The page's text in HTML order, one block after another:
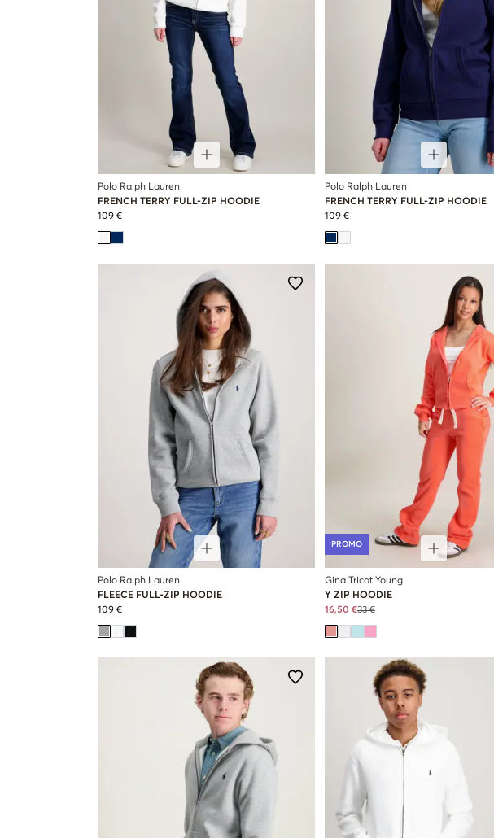
Polo Ralph Lauren
FRENCH TERRY FULL-ZIP HOODIE
109 €
Polo Ralph Lauren
FRENCH TERRY FULL-ZIP HOODIE
109 €
Polo Ralph Lauren
FLEECE FULL-ZIP HOODIE
109 €
PROMO
Gina Tricot Young
Y ZIP HOODIE
16,50 €33 €